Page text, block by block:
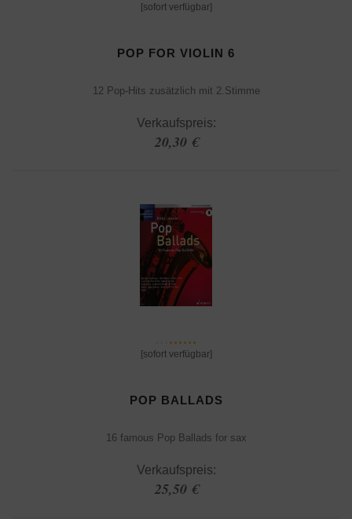
[sofort verfügbar]
POP FOR VIOLIN 6
12 Pop-Hits zusätzlich mit 2.Stimme
Verkaufspreis:
20,30 €
[sofort verfügbar]
POP BALLADS
16 famous Pop Ballads for sax
Verkaufspreis:
25,50 €